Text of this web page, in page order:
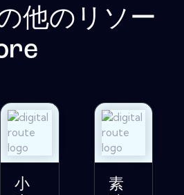
他のリソー
小
素